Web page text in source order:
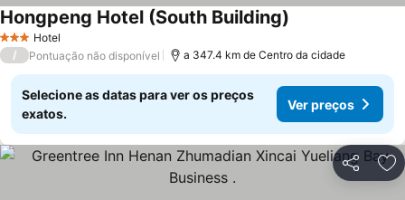
3 EstrelasHotel
Hongpeng Hotel (South Building)
/ Pontuação não disponível a 347.4 km de Centro da cidade
Selecione as datas para ver os preços
exatos.
Ver preços
Partilhar